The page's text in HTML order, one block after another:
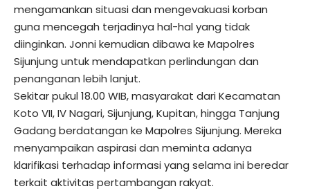
mengamankan situasi dan mengevakuasi korban
guna mencegah terjadinya hal-hal yang tidak
diinginkan. Jonni kemudian dibawa ke Mapolres
Sijunjung untuk mendapatkan perlindungan dan
penanganan lebih lanjut.
Sekitar pukul 18.00 WIB, masyarakat dari Kecamatan
Koto VII, IV Nagari, Sijunjung, Kupitan, hingga Tanjung
Gadang berdatangan ke Mapolres Sijunjung. Mereka
menyampaikan aspirasi dan meminta adanya
klarifikasi terhadap informasi yang selama ini beredar
terkait aktivitas pertambangan rakyat.